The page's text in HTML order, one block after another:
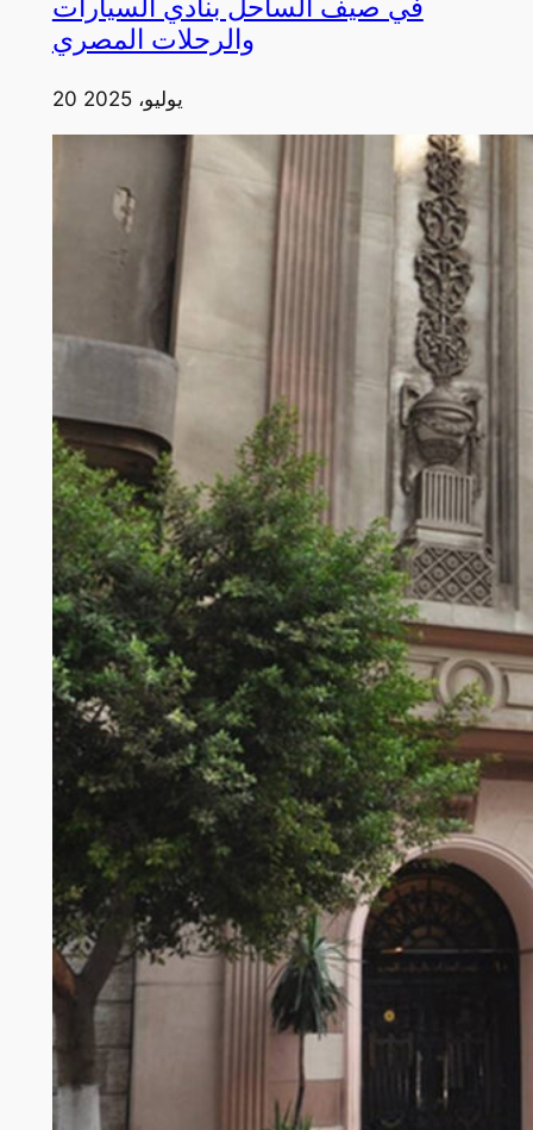
في صيف الساحل بنادي السيارات
والرحلات المصري
20 يوليو، 2025